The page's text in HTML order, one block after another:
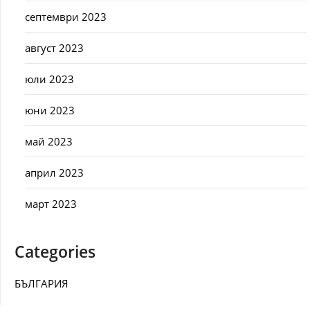
септември 2023
август 2023
юли 2023
юни 2023
май 2023
април 2023
март 2023
Categories
БЪЛГАРИЯ